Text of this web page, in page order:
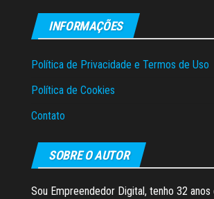
INFORMAÇÕES
Política de Privacidade e Termos de Uso
Política de Cookies
Contato
SOBRE O AUTOR
Sou Empreendedor Digital, tenho 32